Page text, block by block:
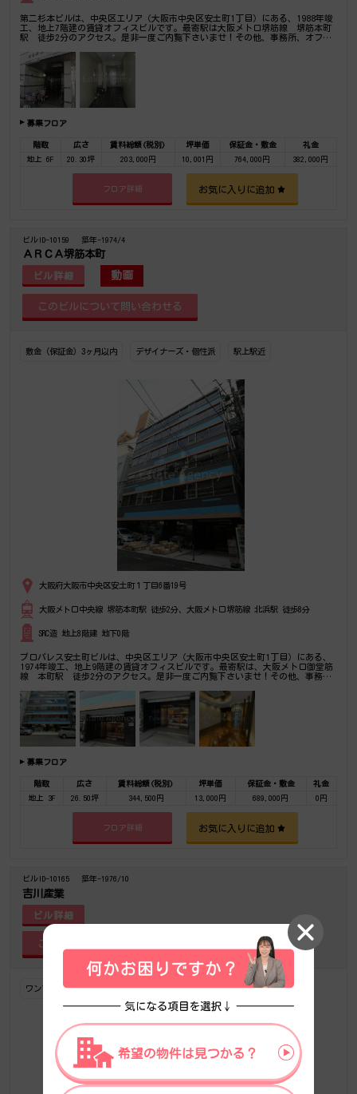
第二杉本ビルは、中央区エリア（大阪市中央区安土町1丁目）にある、1988年竣
工、地上7階建の賃貸オフィスビルです。最寄駅は大阪メトロ堺筋線 堺筋本町
駅 徒歩2分のアクセス。是非一度ご内覧下さいませ！その他、事務所、オフィ
募集フロア
階数 広さ 賃料総額(税別) 坪単価 保証金・敷金
礼金
地上 6F
20.30坪 203,000円 10,001円 764,000円 382,000円
フロア詳細 お気に入りに追加
ビルID-10159 築年-1974/4
ＡＲＣＡ堺筋本町
ビル詳細 動画
敷金（保証金）3ヶ月以内 デザイナーズ・個性派 駅上駅近
大阪府大阪市中央区安土町１丁目6番19号
大阪メトロ中央線 堺筋本町駅 徒歩2分、大阪メトロ堺筋線 北浜駅 徒歩8分
SRC造 地上8階建 地下0階
プロパレス安土町ビルは、中央区エリア（大阪市中央区安土町1丁目）にある、
1974年竣工、地上9階建の賃貸オフィスビルです。最寄駅は、大阪メトロ御堂筋
線 本町駅 徒歩2分のアクセス。是非一度ご内覧下さいませ！その他、事務
募集フロア
階数 広さ 賃料総額(税別) 坪単価 保証金・敷金
礼金
地上 3F
26.50坪 344,500円 13,000円 689,000円 0円
フロア詳細 お気に入りに追加
ビルID-10165 築年-1976/10
吉川産業
ビル詳細
ワンフロアワンテナント 駅上駅近